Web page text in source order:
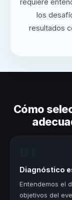
requiere
los
resultados
Cómo
Diagnóstico
Entendemos el
objetivos del